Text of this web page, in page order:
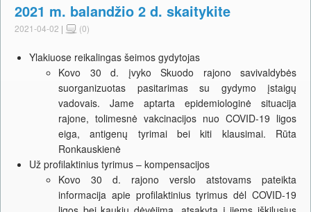
2021 m. balandžio 2 d. skaitykite
2021-04-02 | (0)
Ylakiuose reikalingas šeimos gydytojas
Kovo 30 d. įvyko Skuodo rajono savivaldybės
suorganizuotas pasitarimas su gydymo įstaigų
vadovais. Jame aptarta epidemiologinė situacija
rajone, tolimesnė vakcinacijos nuo COVID-19 ligos
eiga, antigenų tyrimai bei kiti klausimai. Rūta
Ronkauskienė
Už profilaktinius tyrimus – kompensacijos
Kovo 30 d. rajono verslo atstovams pateikta
informacija apie profilaktinius tyrimus dėl COVID-19